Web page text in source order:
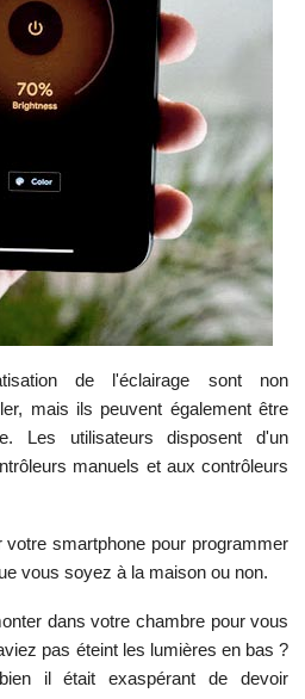
de l'éclairage sont non
mais ils peuvent également être
Les utilisateurs disposent d'un
manuels et aux contrôleurs
smartphone pour programmer
vous soyez à la maison ou non.
dans votre chambre pour vous
pas éteint les lumières en bas ?
il était exaspérant de devoir